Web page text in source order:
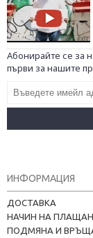
Абонирайте се за
първи за нашите
ИНФОРМАЦИЯ
ДОСТАВКА
НАЧИН НА
ПОДМЯНА И